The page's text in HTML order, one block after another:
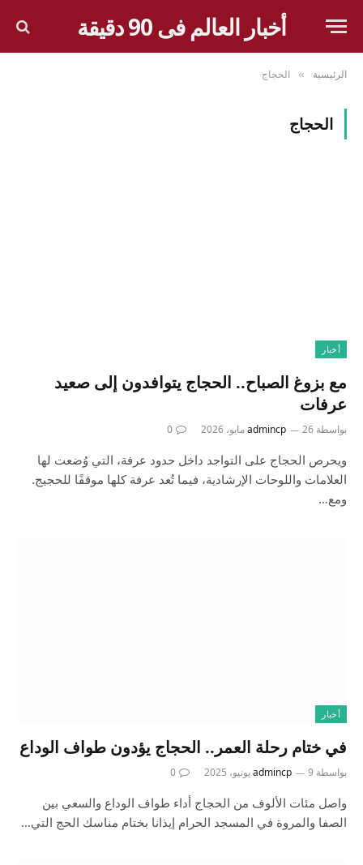
أخبار العالم فى 90 دقيقة
الرئيسية » الحجاج
الحجاج
أخبار
مع بزوغ الصباح.. الحجاج يتوافدون إلى صعيد
عرفات
بواسطة admincp 26 مايو، 2026 0
ويحرص الحجاج على التواجد داخل حدود عرفة، التي وُضعت لها
العلامات واللوحات الإرشادية، فيما تُعد عرفة كلها موقفًا للحجيج.
ومع…
أخبار
في ختام رحلة العمر.. الحجاج يؤدون طواف الوداع
بواسطة admincp 9 يونيو، 2025 0
واصل مئات الألوف من الحجاج أداء طواف الوداع والسعي بين
الصفا والمروة في المسجد الحرام إيذانا بختام مناسك الحج التي…